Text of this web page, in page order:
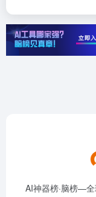
AI神器榜·脑榜—